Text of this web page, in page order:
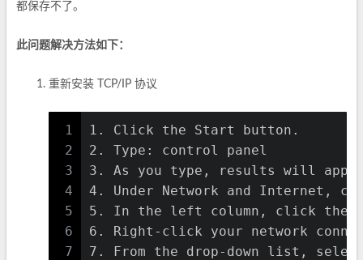
都保存不了。
此问题解决方法如下：
重新安装 TCP/IP 协议
1
2
3
4
5
6
7
1. Click the Start button.
2. Type: control panel
3. As you type, results will
4. Under Network and Internet,
5. In the left column, click the
6. Right-click your network
7. From the drop-down list,